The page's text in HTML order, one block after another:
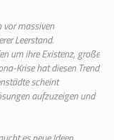
vor massiven
Leerstand.
um ihre Existenz, große
Krise hat diesen Trend
scheint
aufzuzeigen und